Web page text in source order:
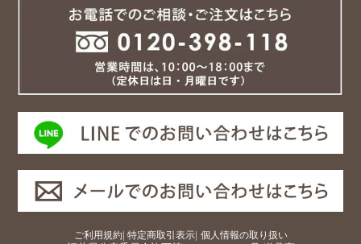
ご利用規約| 特定商取引表示| 個人情報の取り扱い